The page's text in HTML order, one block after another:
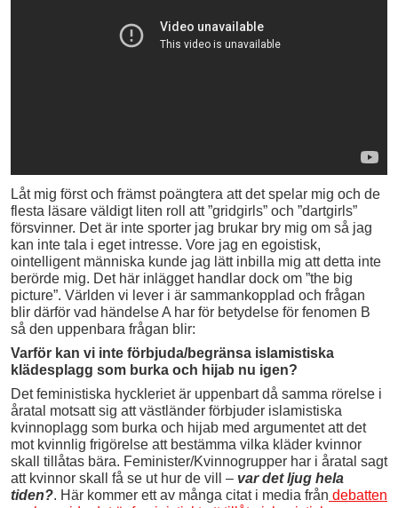
Låt mig först och främst poängtera att det spelar mig och de
flesta läsare väldigt liten roll att ”gridgirls” och ”dartgirls”
försvinner. Det är inte sporter jag brukar bry mig om så jag
kan inte tala i eget intresse. Vore jag en egoistisk,
ointelligent människa kunde jag lätt inbilla mig att detta inte
berörde mig. Det här inlägget handlar dock om ”the big
picture”. Världen vi lever i är sammankopplad och frågan
blir därför vad händelse A har för betydelse för fenomen B
så den uppenbara frågan blir:
Varför kan vi inte förbjuda/begränsa islamistiska
klädesplagg som burka och hijab nu igen?
Det feministiska hyckleriet är uppenbart då samma rörelse i
åratal motsatt sig att västländer förbjuder islamistiska
kvinnoplagg som burka och hijab med argumentet att det
mot kvinnlig frigörelse att bestämma vilka kläder kvinnor
skall tillåtas bära. Feminister/Kvinnogrupper har i åratal sagt
att kvinnor skall få se ut hur de vill – var det ljug hela
tiden?. Här kommer ett av många citat i media från debatten